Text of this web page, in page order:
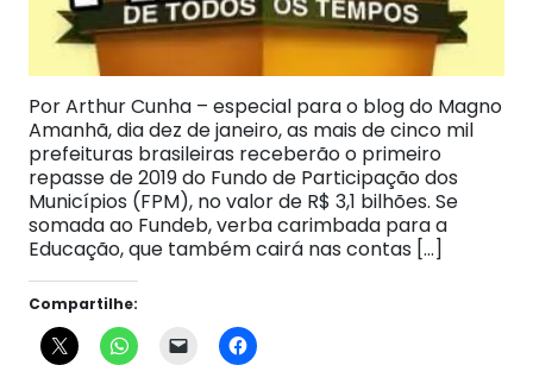
Por Arthur Cunha – especial para o blog do Magno
Amanhã, dia dez de janeiro, as mais de cinco mil
prefeituras brasileiras receberão o primeiro
repasse de 2019 do Fundo de Participação dos
Municípios (FPM), no valor de R$ 3,1 bilhões. Se
somada ao Fundeb, verba carimbada para a
Educação, que também cairá nas contas […]
Compartilhe: